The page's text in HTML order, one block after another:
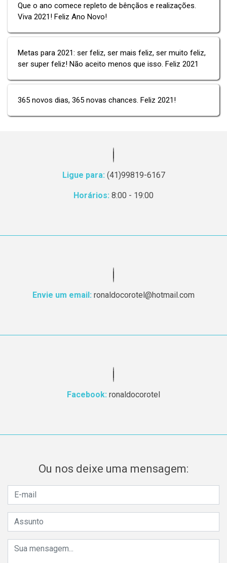
Que o ano comece repleto de bênçãos e realizações.
Viva 2021! Feliz Ano Novo!
Metas para 2021: ser feliz, ser mais feliz, ser muito feliz,
ser super feliz! Não aceito menos que isso. Feliz 2021
365 novos dias, 365 novas chances. Feliz 2021!
Ligue para: (41)99819-6167
Horários: 8:00 - 19:00
Envie um email: ronaldocorotel@hotmail.com
Facebook: ronaldocorotel
Ou nos deixe uma mensagem: